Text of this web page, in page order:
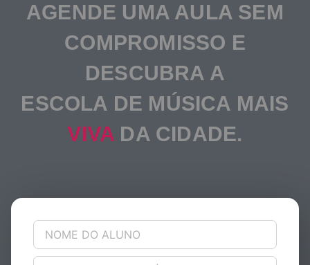
AGENDE UMA AULA SEM
COMPROMISSO E
DESCUBRA A
ESCOLA DE MÚSICA MAIS
VIVA DA CIDADE.